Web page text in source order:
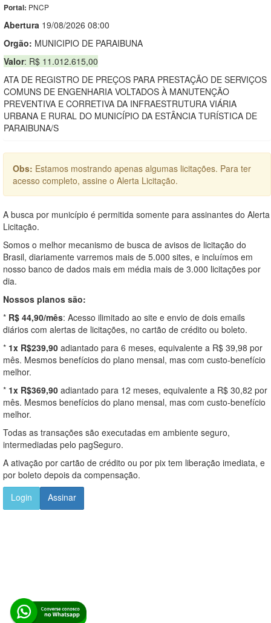
Portal: PNCP
Abertura 19/08/2026 08:00
Orgão: MUNICIPIO DE PARAIBUNA
Valor: R$ 11.012.615,00
ATA DE REGISTRO DE PREÇOS PARA PRESTAÇÃO DE SERVIÇOS
COMUNS DE ENGENHARIA VOLTADOS À MANUTENÇÃO
PREVENTIVA E CORRETIVA DA INFRAESTRUTURA VIÁRIA
URBANA E RURAL DO MUNICÍPIO DA ESTÂNCIA TURÍSTICA DE
PARAIBUNA/S
Obs: Estamos mostrando apenas algumas licitações. Para ter
acesso completo, assine o Alerta Licitação.
A busca por município é permitida somente para assinantes do Alerta
Licitação.
Somos o melhor mecanismo de busca de avisos de licitação do
Brasil, diariamente varremos mais de 5.000 sites, e incluímos em
nosso banco de dados mais em média mais de 3.000 licitações por
dia.
Nossos planos são:
* R$ 44,90/mês: Acesso ilimitado ao site e envio de dois emails
diários com alertas de licitações, no cartão de crédito ou boleto.
* 1x R$239,90 adiantado para 6 meses, equivalente a R$ 39,98 por
mês. Mesmos benefícios do plano mensal, mas com custo-benefício
melhor.
* 1x R$369,90 adiantado para 12 meses, equivalente a R$ 30,82 por
mês. Mesmos benefícios do plano mensal, mas com custo-benefício
melhor.
Todas as transações são executadas em ambiente seguro,
intermediadas pelo pagSeguro.
A ativação por cartão de crédito ou por pix tem liberação imediata, e
por boleto depois da compensação.
Login
Assinar